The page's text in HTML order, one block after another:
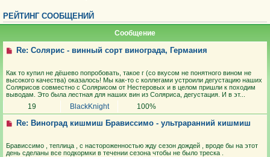
РЕЙТИНГ СООБЩЕНИЙ
Сообщение
Re: Солярис - винный сорт винограда, Германия
Как то купил не дёшево попробовать, такое г (со вкусом не понятного вином не
высокого качества) оказалось! Мы как-то с коллегами устроили дегустацию наших
Солярисов совместно с Солярисом от Нестеровых и в целом пришли к походим
выводам. Это была лестная для наших вин из Соляриса, дегустация. И в эт...
19 BlackKnight 100%
Re: Виноград кишмиш Брависсимо - ультраранний кишмиш
Брависсимо , теплица , с настороженностью жду сезон дождей , вроде бы на этот
день сделаны все подкормки в течении сезона чтобы не было треска .